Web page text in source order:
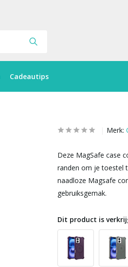
Cadeautips
Merk:
Deze MagSafe case
randen om je toestel
naadloze Magsafe
gebruiksgemak.
Dit product is